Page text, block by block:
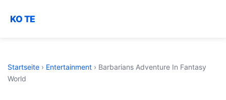
KO TE
Startseite › Entertainment › Barbarians Adventure In Fantasy
World